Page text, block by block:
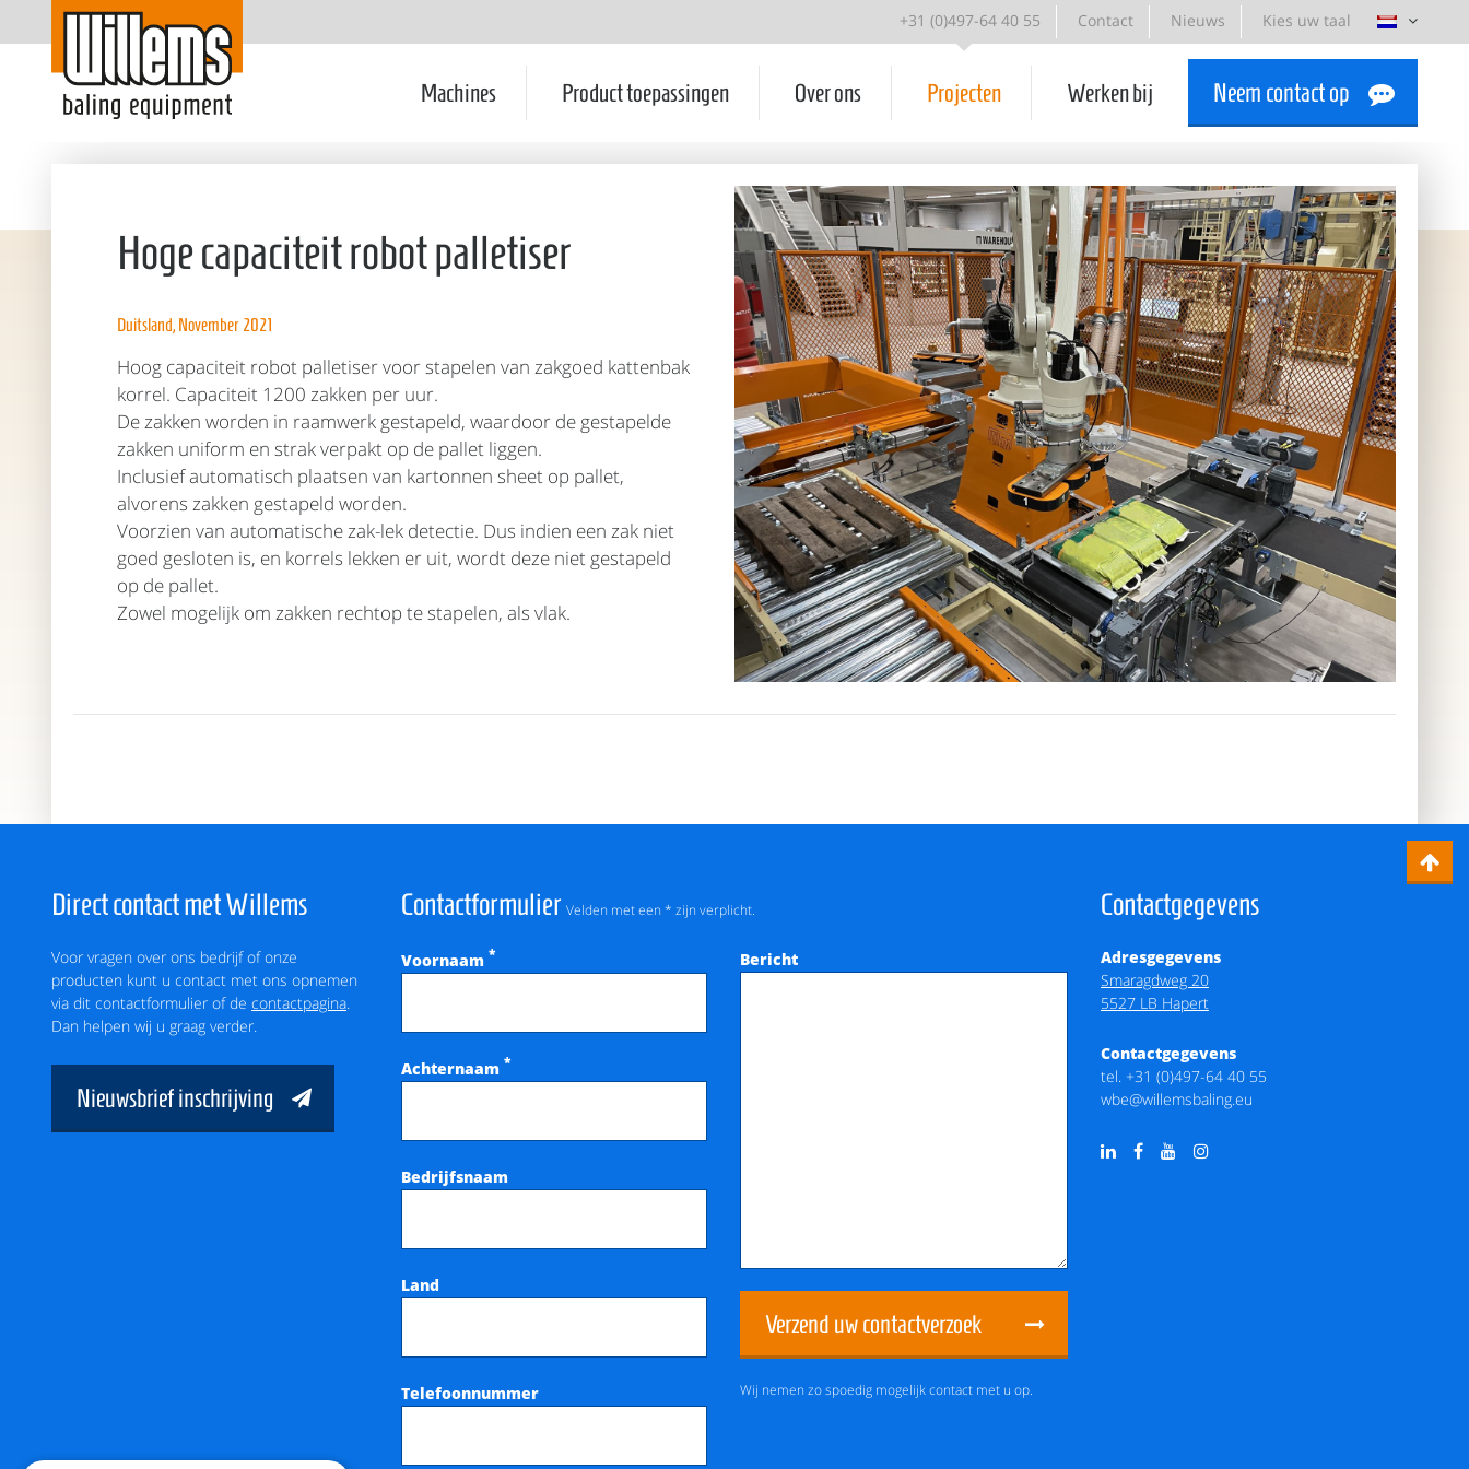
+31 (0)497-64 40 55 Contact Nieuws Kies uw taal
Machines Product toepassingen Over ons Projecten Werken bij Neem contact op
Hoge capaciteit robot palletiser
Duitsland, November 2021
Hoog capaciteit robot palletiser voor stapelen van zakgoed kattenbak
korrel. Capaciteit 1200 zakken per uur.
De zakken worden in raamwerk gestapeld, waardoor de gestapelde
zakken uniform en strak verpakt op de pallet liggen.
Inclusief automatisch plaatsen van kartonnen sheet op pallet,
alvorens zakken gestapeld worden.
Voorzien van automatische zak-lek detectie. Dus indien een zak niet
goed gesloten is, en korrels lekken er uit, wordt deze niet gestapeld
op de pallet.
Zowel mogelijk om zakken rechtop te stapelen, als vlak.
Direct contact met Willems
Voor vragen over ons bedrijf of onze
producten kunt u contact met ons opnemen
via dit contactformulier of de contactpagina.
Dan helpen wij u graag verder.
Nieuwsbrief inschrijving
Contactformulier Velden met een * zijn verplicht.
Voornaam *
Achternaam *
Bedrijfsnaam
Land
Telefoonnummer
Bericht
Verzend uw contactverzoek
Wij nemen zo spoedig mogelijk contact met u op.
Contactgegevens
Adresgegevens
Smaragdweg 20
5527 LB Hapert
Contactgegevens
tel. +31 (0)497-64 40 55
wbe@willemsbaling.eu